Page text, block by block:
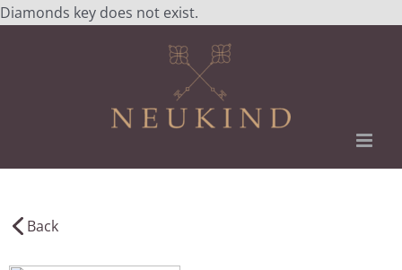
Diamonds key does not exist.
springen
Back